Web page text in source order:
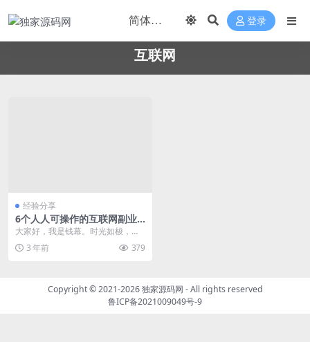
登录
互联网
经验分享
6个人人可操作的互联网副业
项目
大家好，我是钱幕。时光如梭，兔
年已过去三分之一，如果你还在找
项目，请先停一停，听...
3 年前 379
Copyright © 2021-2026独家源码网 - All rights reserved
鲁ICP备2021009049号-9